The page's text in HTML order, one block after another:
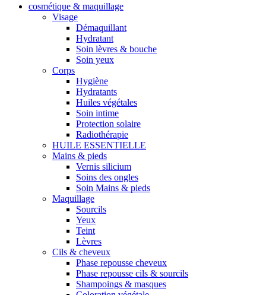
cosmétique & maquillage
Visage
Démaquillant
Hydratant
Soin lèvres & bouche
Soin yeux
Corps
Hygiène
Hydratants
Huiles végétales
Soin intime
Protection solaire
Radiothérapie
HUILE ESSENTIELLE
Mains & pieds
Vernis silicium
Soins des ongles
Soin Mains & pieds
Maquillage
Sourcils
Yeux
Teint
Lèvres
Cils & cheveux
Phase repousse cheveux
Phase repousse cils & sourcils
Shampoings & masques